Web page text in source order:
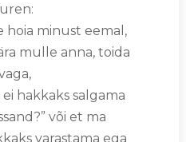
minust eemal,
mulle anna, toida
hakkaks salgama
või et ma
varastama ega